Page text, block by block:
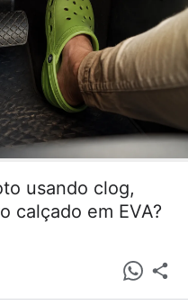
usando clog,
calçado em EVA?